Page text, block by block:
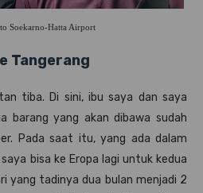
Soekarno-Hatta Airport
Tangerang
tiba. Di sini, ibu saya dan saya
barang yang akan dibawa sudah
Pada saat itu, yang ada dalam
bisa ke Eropa lagi untuk kedua
yang tadinya dua bulan menjadi 2